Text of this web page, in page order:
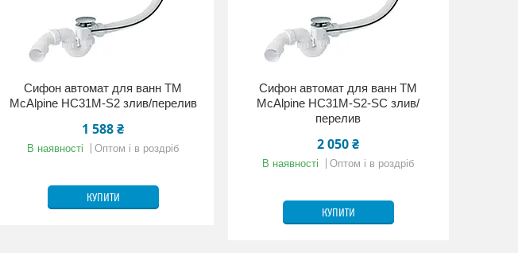
Сифон автомат для ванн ТМ
McAlpine HC31М-S2 злив/перелив
1 588 ₴
В наявності Оптом і в роздріб
КУПИТИ
Сифон автомат для ванн ТМ
McAlpine HC31М-S2-SC злив/
перелив
2 050 ₴
В наявності Оптом і в роздріб
КУПИТИ